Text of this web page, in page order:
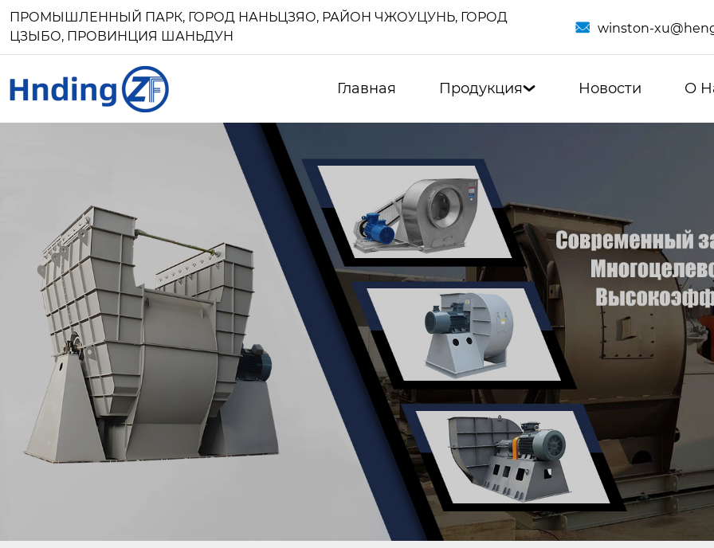
ПРОМЫШЛЕННЫЙ ПАРК, ГОРОД НАНЬЦЗЯО, РАЙОН ЧЖОУЦУНЬ, ГОРОД
ЦЗЫБО, ПРОВИНЦИЯ ШАНЬДУН
 winston-
Главная Продукция Новости О